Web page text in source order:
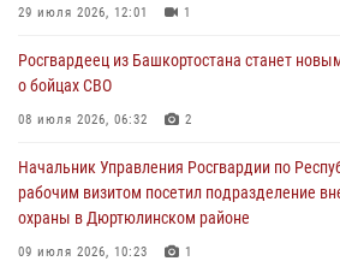
Росгвардию
29 июля 2026, 04:15
29 июля 2026, 12:01 1
Росгвардеец из Башкортостана станет
о бойцах СВО
08 июля 2026, 06:32 2
Начальник Управления Росгвардии по
рабочим визитом посетил подразделение
охраны в Дюртюлинском районе
09 июля 2026, 10:23 1